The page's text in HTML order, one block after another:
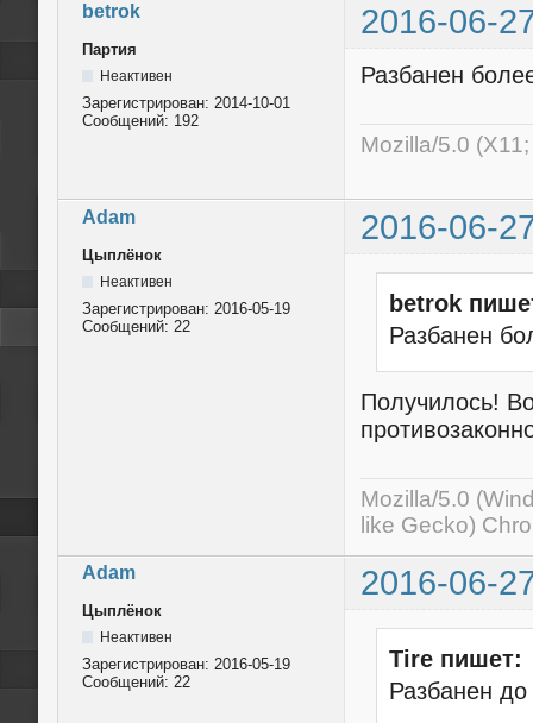
betrok 2016-06-
Партия
Неактивен
Зарегистрирован: 2014-10-01
Сообщений: 192
Разбанен
Mozilla/5.0
Adam 2016-06-
Цыплёнок
Неактивен
Зарегистрирован: 2016-05-19
Сообщений: 22
betrok
Разбанен
Получилось!
Mozilla/5.0
like Gecko)
Adam 2016-06-
Цыплёнок
Неактивен
Зарегистрирован: 2016-05-19
Сообщений: 22
Tire пишет:
Разбанен